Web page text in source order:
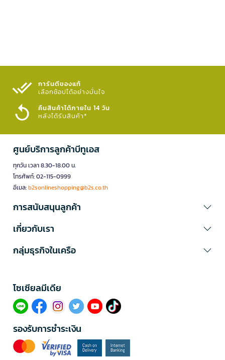
การันตีของแท้
เลือกช้อปได้อย่างมั่นใจ​
คืนสินค้าได้ภายใน 14 วัน
หลังได้รับสินค้า*
ศูนย์บริการลูกค้าบีทูเอส
ทุกวัน เวลา 8.30-18.00 น.
โทรศัพท์: 02-115-0999
อีเมล:b2sonlineshopping@b2s.co.th
การสนับสนุนลูกค้า
เกี่ยวกับเรา
กลุ่มธุรกิจในเครือ
โซเซียลมีเดีย​
รองรับการชำระเงิน